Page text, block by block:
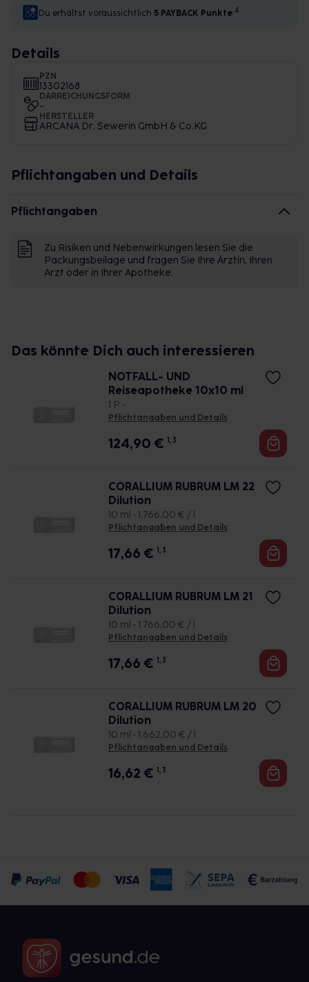
Du erhältst voraussichtlich 5 PAYBACK Punkte 4
Details
PZN
13302168
DARREICHUNGSFORM
-
HERSTELLER
ARCANA Dr. Sewerin GmbH & Co.KG
Pflichtangaben und Details
Pflichtangaben
Zu Risiken und Nebenwirkungen lesen Sie die
Packungsbeilage und fragen Sie Ihre Ärztin, Ihren
Arzt oder in Ihrer Apotheke.
Das könnte Dich auch interessieren
NOTFALL- UND
Reiseapotheke 10x10 ml
1 P •
Pflichtangaben und Details
124,90 € 1, 3
CORALLIUM RUBRUM LM 22
Dilution
10 ml • 1.766,00 € / l
Pflichtangaben und Details
17,66 € 1, 3
CORALLIUM RUBRUM LM 21
Dilution
10 ml • 1.766,00 € / l
Pflichtangaben und Details
17,66 € 1, 3
CORALLIUM RUBRUM LM 20
Dilution
10 ml • 1.662,00 € / l
Pflichtangaben und Details
16,62 € 1, 3